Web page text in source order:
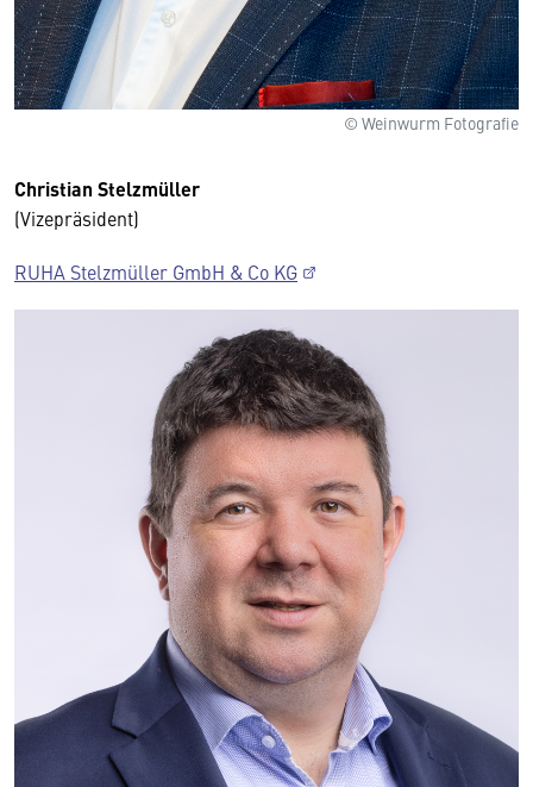
© Weinwurm Fotografie
Christian Stelzmüller
(Vizepräsident)
RUHA Stelzmüller GmbH & Co KG